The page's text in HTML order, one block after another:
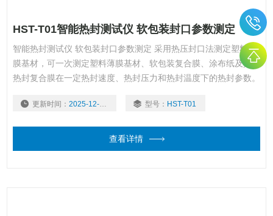
HST-T01智能热封测试仪 软包装封口参数测定
智能热封测试仪 软包装封口参数测定 采用热压封口法测定塑料薄
膜基材，可一次测定塑料薄膜基材、软包装复合膜、涂布纸及其它
热封复合膜在一定热封速度、热封压力和热封温度下的热封参数。
热封性能，其封口工艺参数可能差别很大。使用该设备可准确、高
更新时间： 2025-12-01 型号： HST-T01
查看详情